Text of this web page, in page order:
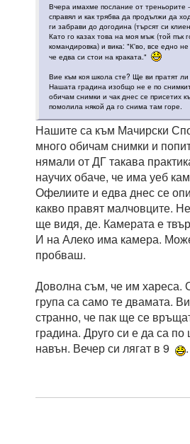
Вчера имахме послание от треньорите
справял и как трябва да продължи да
ги забрави до догодина (търсят си
Като го казах това на моя мъж (той пък
командировка) и вика: "К'во, все едно
че едва си стои на краката."
Вие към коя школа сте? Ще ви пратят ли
Нашата градина изобщо не е по
обичам снимки и чак днес се присетих
помолила някой да го снима там горе.
Нашите са към Мачирски
много обичам снимки и
нямали от ДГ такава
научих обаче, че има уеб
Офелиите и едва днес се
какво правят малчовците.
ще видя, де. Камерата е
И на Алеко има камера.
пробваш.
Доволна съм, че им хареса.
група са само те двамата.
странно, че пак ще се
градина. Друго си е да са по
навън. Вечер си лягат в 9
.